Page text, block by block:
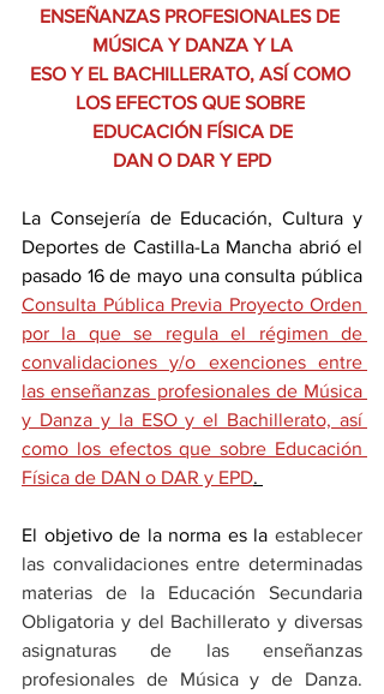
ENSEÑANZAS PROFESIONALES DE
MÚSICA Y DANZA Y LA
ESO Y EL BACHILLERATO, ASÍ COMO
LOS EFECTOS QUE SOBRE
EDUCACIÓN FÍSICA DE
DAN O DAR Y EPD
La Consejería de Educación, Cultura y
Deportes de Castilla-La Mancha abrió el
Consulta Pública Previa Proyecto Orden
por la que se regula el régimen de
convalidaciones y/o exenciones entre
las enseñanzas profesionales de Música
y Danza y la ESO y el Bachillerato, así
como los efectos que sobre Educación
Física de DAN o DAR y EPD.
El objetivo de la norma es la establecer
las convalidaciones entre determinadas
materias de la Educación Secundaria
Obligatoria y del Bachillerato y diversas
asignaturas de las enseñanzas
profesionales de Música y de Danza.